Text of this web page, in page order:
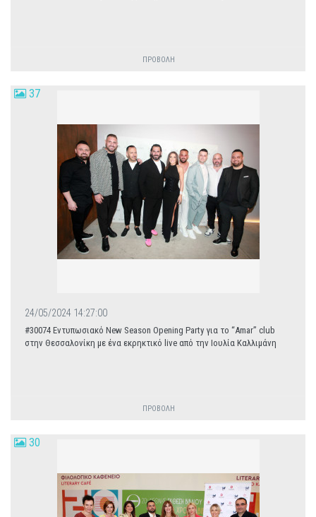
ΠΡΟΒΟΛΗ
37
24/05/2024 14:27:00
#30074 Εντυπωσιακό New Season Opening Party για το “Amar” club
στην Θεσσαλονίκη με ένα εκρηκτικό live από την Ιουλία Καλλιμάνη
ΠΡΟΒΟΛΗ
30